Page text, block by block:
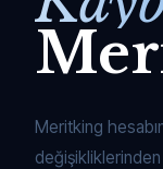
Meritking
değişikliklerinden